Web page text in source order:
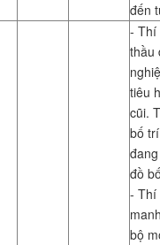
đến
- Thí
thầu
tiêu
cũi.
bố
đồ
- Thí
bộ